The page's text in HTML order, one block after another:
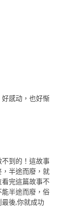
感动，也好惭
到的！這故事
半途而廢，就
完這篇故事不
半途而廢，俗
後,你就成功